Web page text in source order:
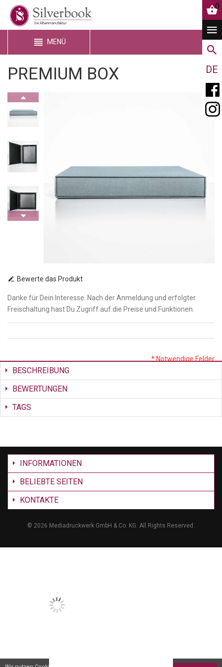
0
DE
MENÜ
PREMIUM BOX
Bewerte das Produkt
Danke für Dein Interesse. Nach der Anmeldung und erfolgter
Freischaltung hast Du Zugriff auf die Preise und Funktionen.
* Notwendige Felder
BESCHREIBUNG
BEWERTUNGEN
TAGS
INFORMATIONEN
BELIEBTE SEITEN
KONTAKTE
© 2026 Mediadruckwerk GmbH & Co. KG. All Rights Reserved.